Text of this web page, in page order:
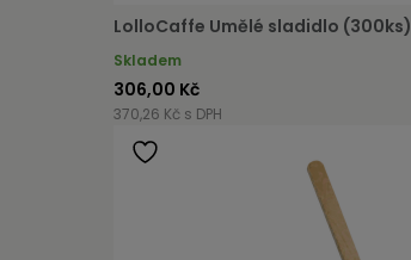
LolloCaffe Umělé sladidlo (300ks)
Skladem
306,00 Kč
370,26 Kč s DPH